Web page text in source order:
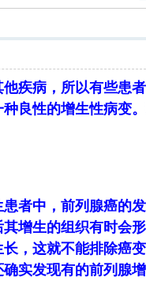
疾病，所以有些患
良性的增生性病变。
者中，前列腺癌的
增生的组织有时会
，这就不能排除癌
实发现有的前列腺